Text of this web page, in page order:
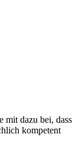
mit dazu bei, dass
kompetent